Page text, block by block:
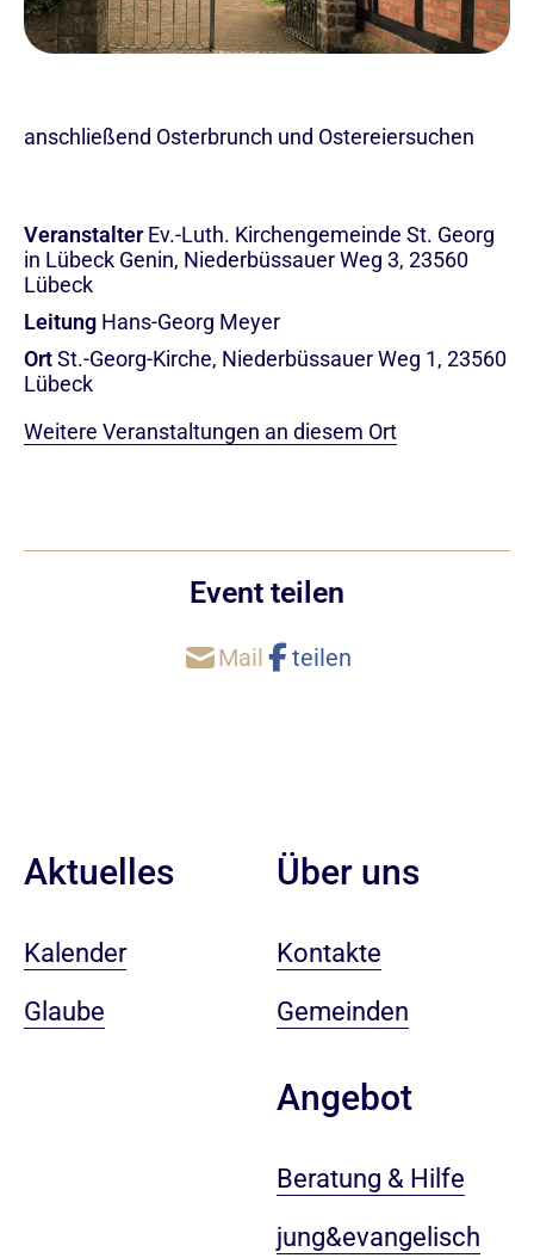
anschließend Osterbrunch und Ostereiersuchen
Veranstalter Ev.-Luth. Kirchengemeinde St. Georg
in Lübeck Genin, Niederbüssauer Weg 3, 23560
Lübeck
Leitung Hans-Georg Meyer
OrtSt.-Georg-Kirche, Niederbüssauer Weg 1, 23560
Lübeck
Weitere Veranstaltungen an diesem Ort
Event teilen
Aktuelles
Kalender
Glaube
Über uns
Kontakte
Gemeinden
Angebot
Beratung & Hilfe
jung&evangelisch